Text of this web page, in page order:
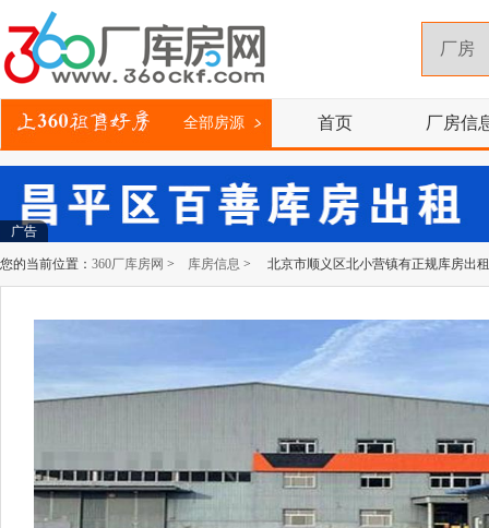
全部房源 首页 厂房信
广告
您的当前位置： 360厂库房网 > 库房信息 > 北京市顺义区北小营镇有正规库房出租